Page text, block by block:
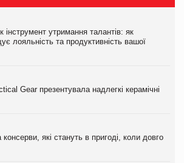
інструмент утримання талантів: як
лояльність та продуктивність вашої
Gear презентувала надлегкі керамічні
які стануть в пригоді, коли довго